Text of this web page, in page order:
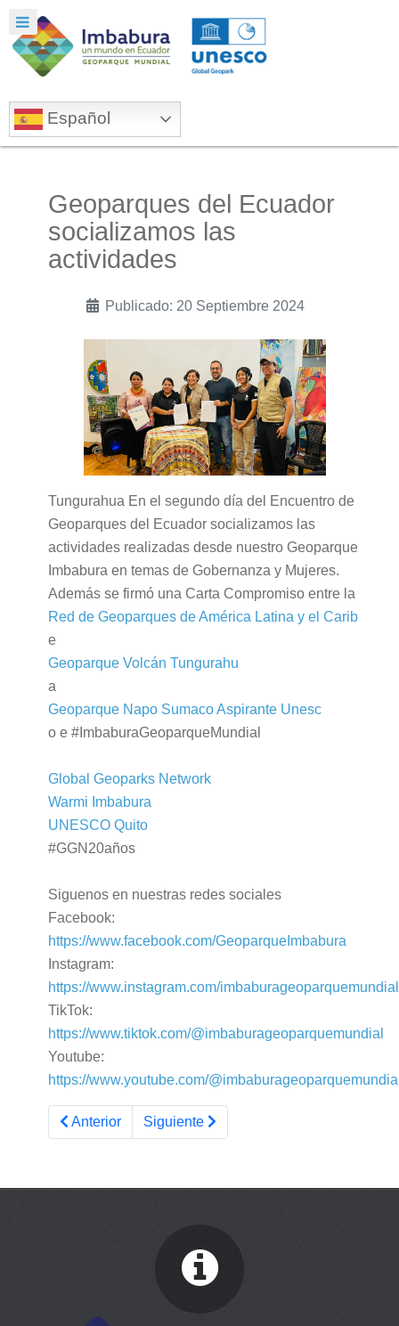
Español
Geoparques del Ecuador
socializamos las
actividades
Publicado: 20 Septiembre 2024
Tungurahua En el segundo día del Encuentro de
Geoparques del Ecuador socializamos las
actividades realizadas desde nuestro Geoparque
Imbabura en temas de Gobernanza y Mujeres.
Además se firmó una Carta Compromiso entre la
Red de Geoparques de América Latina y el Carib
e
Geoparque Volcán Tungurahu
a
Geoparque Napo Sumaco Aspirante Unesc
o e #ImbaburaGeoparqueMundial
Global Geoparks Network
Warmi Imbabura
UNESCO Quito
#GGN20años
Siguenos en nuestras redes sociales
Facebook:
https://www.facebook.com/GeoparqueImbabura
Instagram:
https://www.instagram.com/
TikTok:
https://www.tiktok.com/@imbaburageoparquemundial
Youtube:
https://www.youtube.com/
Artículo anterior: Conociendo nuestro Río Tahuando
Anterior Artículo siguiente: Tungurahua en la
Siguiente